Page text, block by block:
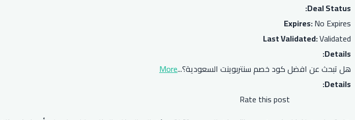
Deal Status:
Expires:No Expires
Last Validated:Validated
Details:
هل تبحث عن افضل كود خصم سنتربوينت السعودية؟...
More
Details:
Rate this post